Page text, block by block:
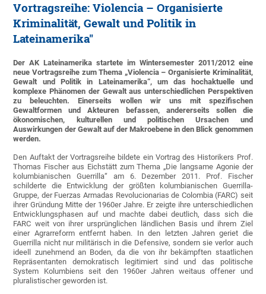
Vortragsreihe: Violencia – Organisierte
Kriminalität, Gewalt und Politik in
Lateinamerika"
Der AK Lateinamerika startete im Wintersemester 2011/2012 eine
neue Vortragsreihe zum Thema „Violencia – Organisierte Kriminalität,
Gewalt und Politik in Lateinamerika“, um das hochaktuelle und
komplexe Phänomen der Gewalt aus unterschiedlichen Perspektiven
zu beleuchten. Einerseits wollen wir uns mit spezifischen
Gewaltformen und Akteuren befassen, andererseits sollen die
ökonomischen, kulturellen und politischen Ursachen und
Auswirkungen der Gewalt auf der Makroebene in den Blick genommen
werden.
Den Auftakt der Vortragsreihe bildete ein Vortrag des Historikers Prof.
Thomas Fischer aus Eichstätt zum Thema „Die langsame Agonie der
kolumbianischen Guerrilla“ am 6. Dezember 2011. Prof. Fischer
schilderte die Entwicklung der größten kolumbianischen Guerrilla-
Gruppe, der Fuerzas Armadas Revolucionarias de Colombia (FARC) seit
ihrer Gründung Mitte der 1960er Jahre. Er zeigte ihre unterschiedlichen
Entwicklungsphasen auf und machte dabei deutlich, dass sich die
FARC weit von ihrer ursprünglichen ländlichen Basis und ihrem Ziel
einer Agrarreform entfernt haben. In den letzten Jahren geriet die
Guerrilla nicht nur militärisch in die Defensive, sondern sie verlor auch
ideell zunehmend an Boden, da die von ihr bekämpften staatlichen
Repräsentanten demokratisch legitimiert sind und das politische
System Kolumbiens seit den 1960er Jahren weitaus offener und
pluralistischer geworden ist.